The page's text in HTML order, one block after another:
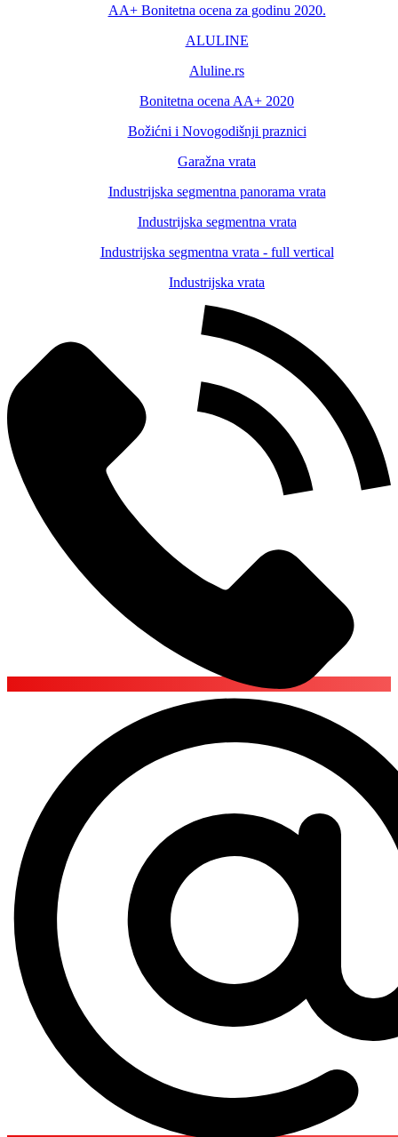
AA+ Bonitetna ocena za godinu 2020.
ALULINE
Aluline.rs
Bonitetna ocena AA+ 2020
Božićni i Novogodišnji praznici
Garažna vrata
Industrijska segmentna panorama vrata
Industrijska segmentna vrata
Industrijska segmentna vrata - full vertical
Industrijska vrata